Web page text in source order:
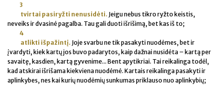
3
tvirtai pasiryžti nenusidėti. Jeigu nebus tikro ryžto keistis,
neveiks ir dvasinė pagalba. Tau gali duoti išrišimą, bet kas iš to;
4
atlikti išpažintį. Joje svarbu ne tik pasakyti nuodėmes, bet ir
įvardyti, kiek kartų jos buvo padarytos, kaip dažnai nusidėta – kartą per
savaitę, kasdien, kartą gyvenime... Bent apytikriai. Tai reikalinga todėl,
kad atskirai išrišama kiekviena nuodėmė. Kartais reikalinga pasakyti ir
aplinkybes, nes kai kurių nuodėmių sunkumas priklauso nuo aplinkybių;